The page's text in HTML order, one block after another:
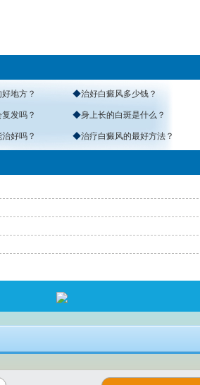
地方？ ◆治好白癜风多少钱？
发吗？ ◆身上长的白斑是什么？
好吗？ ◆治疗白癜风的最好方法？
免费通话
咨询电话：4001190776